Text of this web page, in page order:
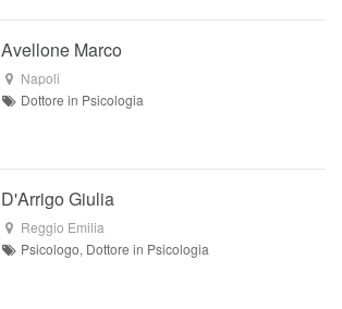
Avellone Marco
Napoli
Dottore in Psicologia
D'Arrigo Giulia
Reggio Emilia
Psicologo, Dottore in Psicologia